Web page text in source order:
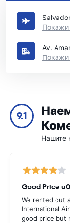
Салвадор
Покажи
Av.
Покажи
9.1
Нашите
Good Price
We rented out
International
good price but